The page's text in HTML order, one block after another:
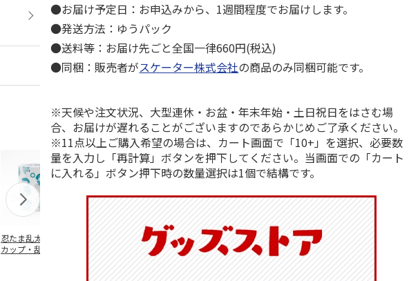
忍たま乱太郎 マグ
カップ・乱太郎・き
抗菌食洗機対応 ふ
わっと弁当箱 530ml
水森亜土 PF
マスコット入りドリ
ンクボトル ハロー
キティ PSPR5MC
陶器ダイカットマグ
カップ ポムポムプ
リン CHMGD4
キティ KCOB2
●お届け予定日：お申込みから、1週間程度でお届けします。
●発送方法：ゆうパック
●送料等：お届け先ごと全国一律660円(税込)
●同梱：販売者がスケーター株式会社の商品のみ同梱可能です。
※天候や注文状況、大型連休・お盆・年末年始・土日祝日をはさむ場
合、お届けが遅れることがございますのであらかじめご了承ください。
※11点以上ご購入希望の場合は、カート画面で「10+」を選択、必要数
量を入力し「再計算」ボタンを押下してください。当画面での「カート
に入れる」ボタン押下時の数量選択は1個で結構です。